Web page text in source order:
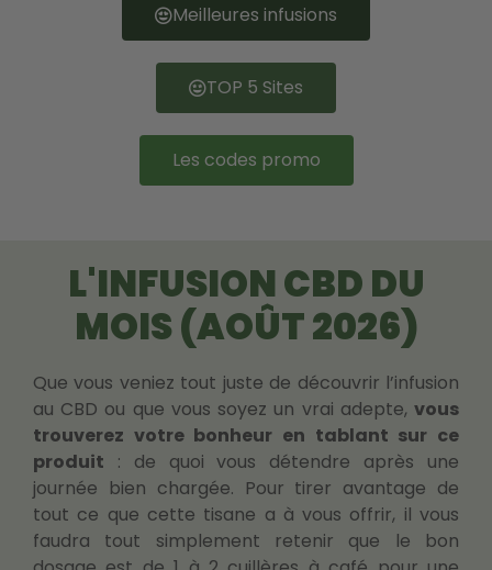
Meilleures infusions
TOP 5 Sites
Les codes promo
L'INFUSION CBD DU
MOIS (AOÛT 2026)
Que vous veniez tout juste de découvrir l’infusion
au CBD ou que vous soyez un vrai adepte, vous
trouverez votre bonheur en tablant sur ce
produit : de quoi vous détendre après une
journée bien chargée. Pour tirer avantage de
tout ce que cette tisane a à vous offrir, il vous
faudra tout simplement retenir que le bon